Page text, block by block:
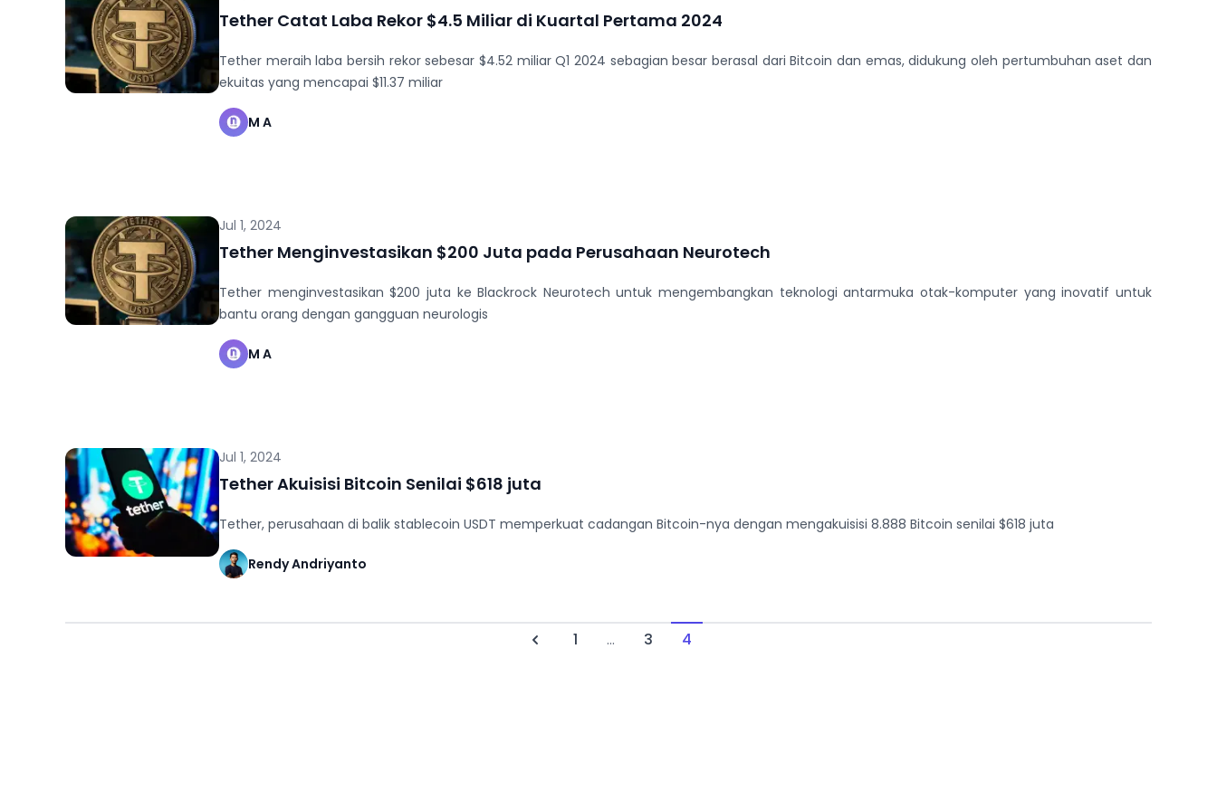
Tether Catat Laba Rekor $4.5 Miliar di Kuartal Pertama 2024
Tether meraih laba bersih rekor sebesar $4.52 miliar Q1 2024 sebagian besar berasal dari Bitcoin dan emas, didukung oleh pertumbuhan aset dan
ekuitas yang mencapai $11.37 miliar
M A
Jul 1, 2024
Tether Menginvestasikan $200 Juta pada Perusahaan Neurotech
Tether menginvestasikan $200 juta ke Blackrock Neurotech untuk mengembangkan teknologi antarmuka otak-komputer yang inovatif untuk
bantu orang dengan gangguan neurologis
M A
Jul 1, 2024
Tether Akuisisi Bitcoin Senilai $618 juta
Tether, perusahaan di balik stablecoin USDT memperkuat cadangan Bitcoin-nya dengan mengakuisisi 8.888 Bitcoin senilai $618 juta
Rendy Andriyanto
Previous1 ... 3 4